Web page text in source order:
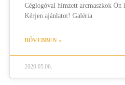
Céglogóval hímzett arcmaszkok Ön
Kérjen ajánlatot! Galéria
BŐVEBBEN »
2020.05.06.